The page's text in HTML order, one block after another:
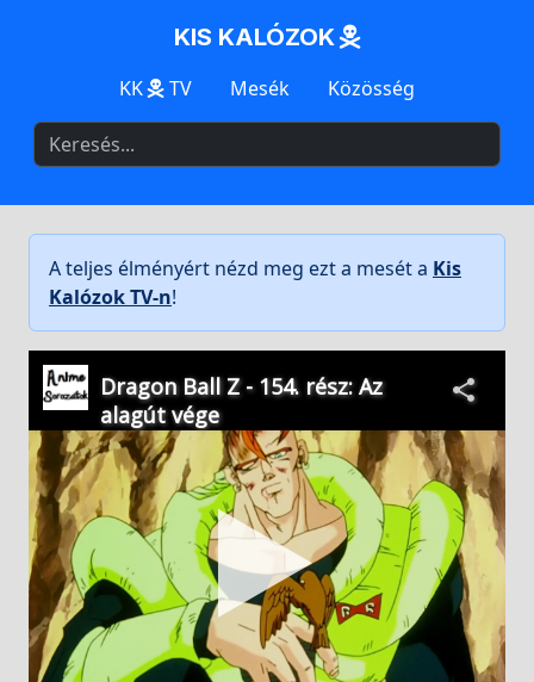
KIS KALÓZOK
KK TV Mesék Közösség
A teljes élményért nézd meg ezt a mesét a Kis
Kalózok TV-n!